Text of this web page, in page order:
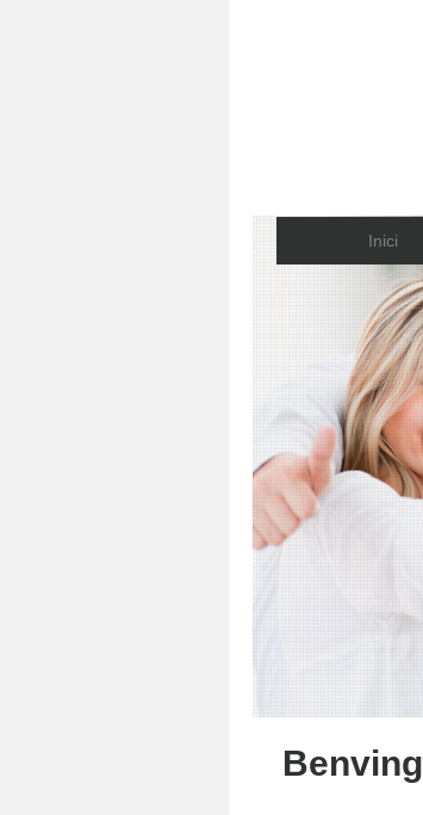
Inici